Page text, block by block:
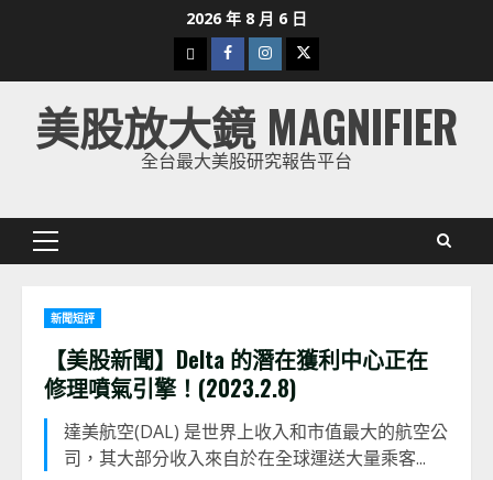
2026 年 8 月 6 日
下
載
美
股
Facebook
Instagram
Twitter
美股放大鏡 MAGNIFIER
全台最大美股研究報告平台
Primary
新聞短評
【美股新聞】Delta 的潛在獲利中心正在
修理噴氣引擎！(2023.2.8)
達美航空(DAL) 是世界上收入和市值最大的航空公
司，其大部分收入來自於在全球運送大量乘客...